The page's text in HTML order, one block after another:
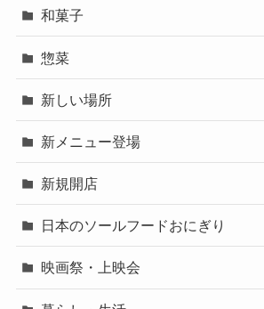
和菓子
惣菜
新しい場所
新メニュー登場
新規開店
日本のソールフードおにぎり
映画祭・上映会